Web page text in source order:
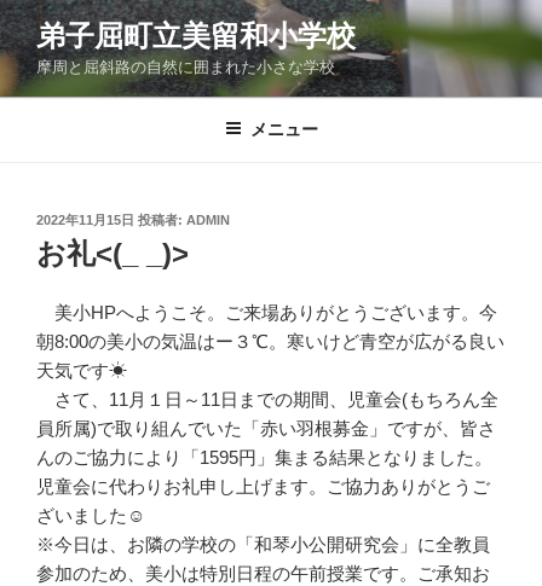
コ
ン
ン
弟子屈町立美留和小学校
摩周と屈斜路の自然に囲まれた小さな学校
メニュー
投
稿
日:
2022年11月15日 投稿者: ADMIN
お礼<(_ _)>
美小HPへようこそ。ご来場ありがとうございます。今
朝8:00の美小の気温はー３℃。寒いけど青空が広がる良い
天気です☀
さて、11月１日～11日までの期間、児童会(もちろん全
員所属)で取り組んでいた「赤い羽根募金」ですが、皆さ
んのご協力により「1595円」集まる結果となりました。
児童会に代わりお礼申し上げます。ご協力ありがとうご
ざいました☺
※今日は、お隣の学校の「和琴小公開研究会」に全教員
参加のため、美小は特別日程の午前授業です。ご承知お